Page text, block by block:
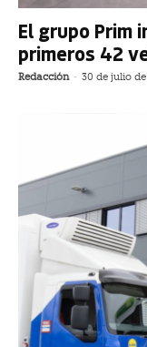
El grupo Prim
primeros 42
Redacción - 30 de julio